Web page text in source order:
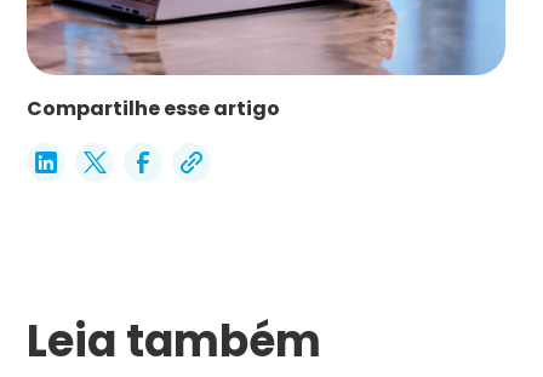
Compartilhe esse artigo
Leia também